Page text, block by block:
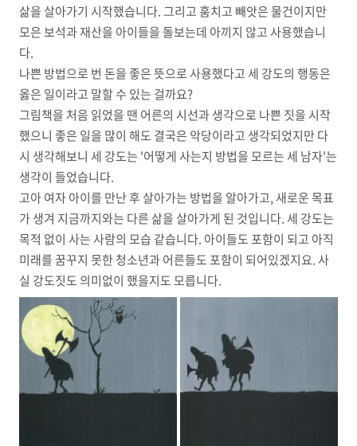
삶을 살아가기 시작했습니다. 그리고 훔치고 빼앗은 물건이지만
모은 보석과 재산을 아이들을 돌보는데 아끼지 않고 사용했습니
다.
나쁜 방법으로 번 돈을 좋은 뜻으로 사용했다고 세 강도의 행동은
옳은 일이라고 말할 수 있는 걸까요?
그림책을 처음 읽었을 땐 어른의 시선과 생각으로 나쁜 짓을 시작
했으니 좋은 일을 많이 해도 결국은 악당이라고 생각되었지만 다
시 생각해보니 세 강도는 '어떻게 사는지 방법을 모르는 세 남자'는
생각이 들었습니다.
고아 여자 아이를 만난 후 살아가는 방법을 알아가고, 새로운 목표
가 생겨 지금까지와는 다른 삶을 살아가게 된 것입니다. 세 강도는
목적 없이 사는 사람의 모습 같습니다. 아이들도 포함이 되고 아직
미래를 꿈꾸지 못한 청소년과 어른들도 포함이 되어있겠지요. 사
실 강도짓도 의미없이 했을지도 모릅니다.